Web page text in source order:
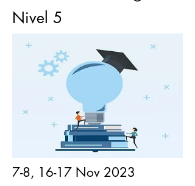
Nivel 5
7-8, 16-17 Nov 2023